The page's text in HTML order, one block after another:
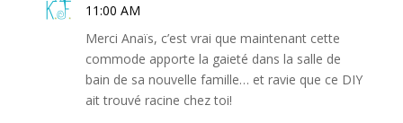
11:00 AM
Merci Anaïs, c’est vrai que maintenant cette
commode apporte la gaieté dans la salle de
bain de sa nouvelle famille… et ravie que ce DIY
ait trouvé racine chez toi!